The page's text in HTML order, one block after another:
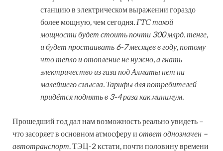
станцию в электрическом выражении гораздо
более мощную, чем сегодня. ГТС такой
мощности будет стоить почти 300 млрд. тенге,
и будет простаивать 6-7 месяцев в году, потому
что тепло и отопление не нужно, а гнать
электричество из газа под Алматы нет ни
малейшего смысла. Тарифы для потребителей
придётся поднять в 3-4 раза как минимум.
Прошедший год дал нам возможность реально увидеть –
что засоряет в основном атмосферу и ответ однозначен –
автотранспорт. ТЭЦ-2 кстати, почти половину времени